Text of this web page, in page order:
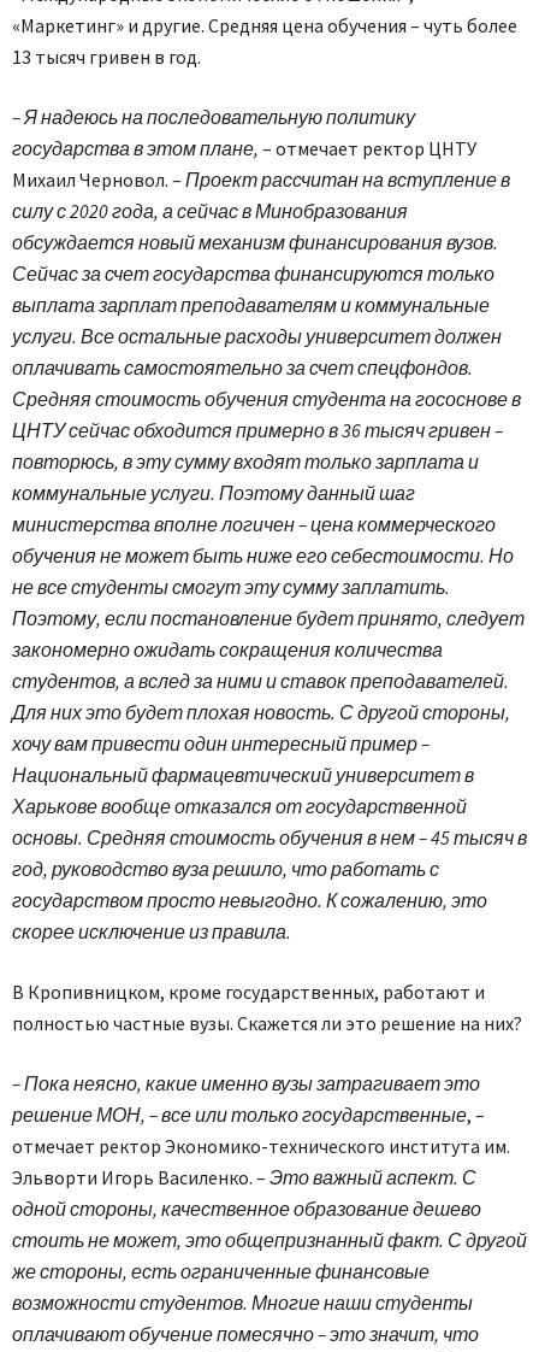
«Маркетинг» и другие. Средняя цена обучения – чуть более
13 тысяч гривен в год.
– Я надеюсь на последовательную политику
государства в этом плане, – отмечает ректор ЦНТУ
Михаил Черновол. – Проект рассчитан на вступление в
силу с 2020 года, а сейчас в Минобразования
обсуждается новый механизм финансирования вузов.
Сейчас за счет государства финансируются только
выплата зарплат преподавателям и коммунальные
услуги. Все остальные расходы университет должен
оплачивать самостоятельно за счет спецфондов.
Средняя стоимость обучения студента на гососнове в
ЦНТУ сейчас обходится примерно в 36 тысяч гривен –
повторюсь, в эту сумму входят только зарплата и
коммунальные услуги. Поэтому данный шаг
министерства вполне логичен – цена коммерческого
обу­чения не может быть ниже его себестоимости. Но
не все студенты смогут эту сумму заплатить.
Поэтому, если постановление будет принято, следует
закономерно ожидать сокращения количества
студентов, а вслед за ними и ставок преподавателей.
Для них это будет плохая новость. С другой стороны,
хочу вам привести один интересный пример –
Национальный фармацевтический университет в
Харькове вообще отказался от государственной
основы. Средняя стоимость обучения в нем – 45 тысяч в
год, руководство вуза решило, что работать с
государством просто невыгодно. К сожалению, это
скорее исключение из правила.
В Кропивницком, кроме государственных, работают и
полностью частные вузы. Скажется ли это решение на них?
– Пока неясно, какие именно вузы затрагивает это
решение МОН, – все или только государственные, –
отмечает ректор Экономико-технического института им.
Эльворти Игорь Василенко. – Это важный аспект. С
одной стороны, качественное образование дешево
стоить не может, это общепризнанный факт. С другой
же стороны, есть ограниченные финансовые
возможности студентов. Многие наши студенты
оплачивают обучение помесячно – это значит, что